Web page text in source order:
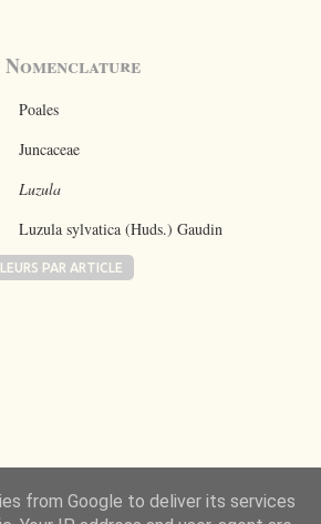
Nomenclature
Poales
Juncaceae
Luzula
Luzula sylvatica(Huds.) Gaudin
PAR ARTICLE
émerveillé mais ce qui
l’invisible qui l’a rendue
from Google to deliver its services